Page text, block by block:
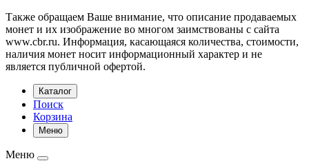
Также обращаем Ваше внимание, что описание продаваемых
монет и их изображение во многом заимствованы с сайта
www.cbr.ru. Информация, касающаяся количества, стоимости,
наличия монет носит информационный характер и не
является публичной офертой.
Каталог
Поиск
Корзина
Меню
Меню